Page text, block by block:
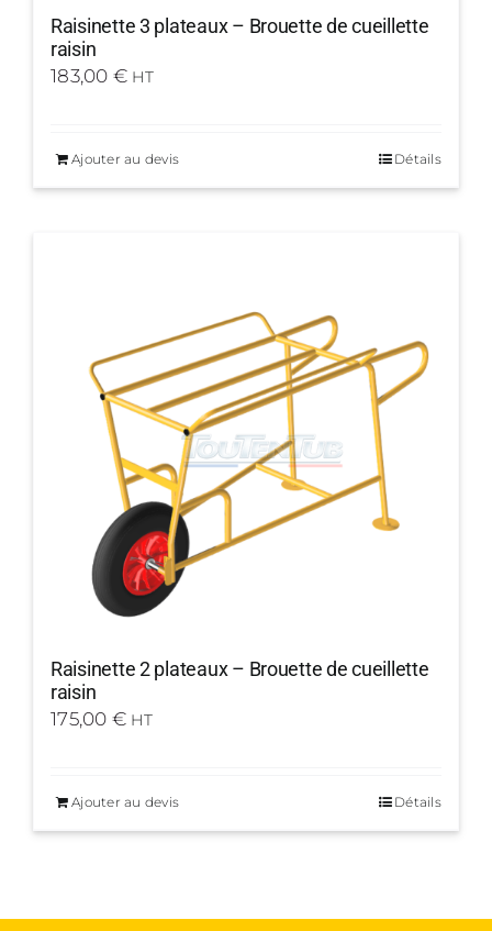
Raisinette 3 plateaux – Brouette de cueillette
raisin
183,00 € HT
Ajouter au devis Détails
Raisinette 2 plateaux – Brouette de cueillette
raisin
175,00 € HT
Ajouter au devis Détails